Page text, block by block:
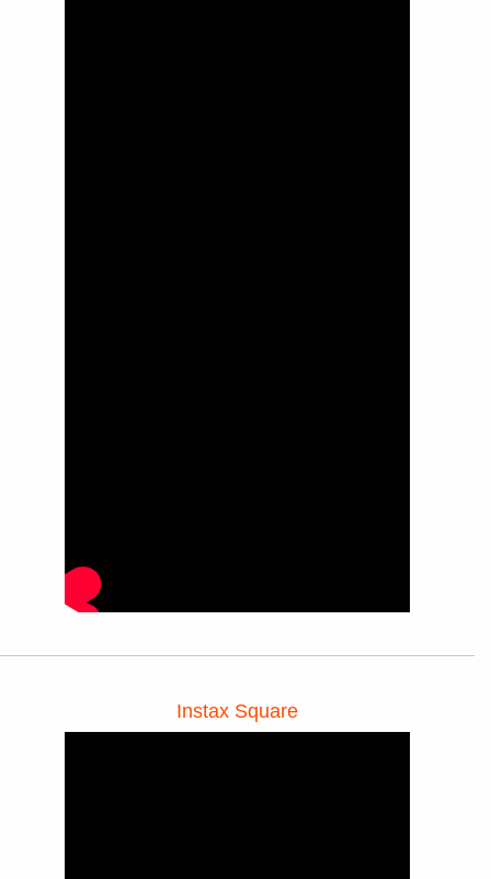
Instax Square